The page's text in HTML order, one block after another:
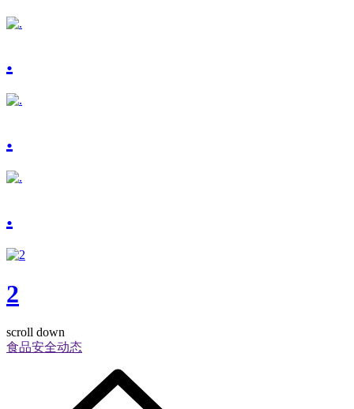
.
.
.
2
scroll down
食品安全动态